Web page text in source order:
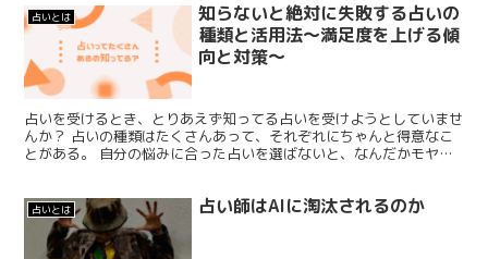
占いとは
知らないと絶対に失敗する占いの
種類と活用法～満足度を上げる傾
向と対策～
占いを受けるとき、とりあえず知ってる占いを受けようとしていませ
んか？ 占いの種類はたくさんあって、それぞれにちゃんと得意なこ
とがある。 自分の悩みに合った占いを選ばないと、なんだかモヤっ
占いとは 占い師はAIに淘汰されるのか